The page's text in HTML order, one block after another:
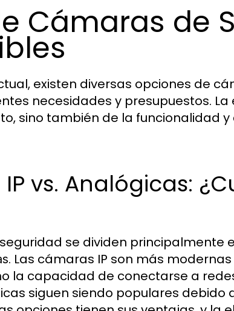
Cámaras de
existen diversas opciones de
necesidades y presupuestos.
sino también de la funcionalidad
vs. Analógicas:
se dividen principalmente
. Las cámaras IP son más
la capacidad de conectarse a
siguen siendo populares debido